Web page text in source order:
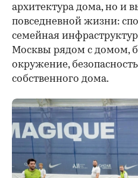
архитектура дома, но и
повседневной жизни:
семейная
Москвы рядом с домом,
окружение,
собственного дома.